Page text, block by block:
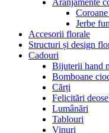
Jerbe
Accesorii florale
Structuri și design
Cadouri
Bijuterii hand
Bomboane
Cărți
Felicitări
Lumânări
Tablouri
Vinuri